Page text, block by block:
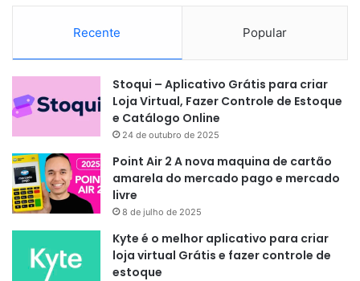
Recente Popular
Stoqui – Aplicativo Grátis para criar
Loja Virtual, Fazer Controle de Estoque
e Catálogo Online
24 de outubro de 2025
Point Air 2 A nova maquina de cartão
amarela do mercado pago e mercado
livre
8 de julho de 2025
Kyte é o melhor aplicativo para criar
loja virtual Grátis e fazer controle de
estoque